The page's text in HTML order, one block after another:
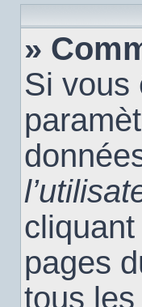
»
Si vous
pages
tous